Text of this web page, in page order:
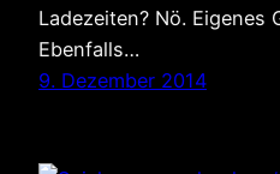
Ladezeiten? Nö. Eigenes
Ebenfalls…
9. Dezember 2014